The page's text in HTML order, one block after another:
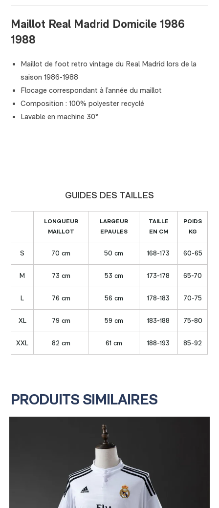
Maillot Real Madrid Domicile 1986
1988
Maillot de foot retro vintage du Real Madrid lors de la
saison 1986-1988
Flocage correspondant à l’année du maillot
Composition : 100% polyester recyclé
Lavable en machine 30°
GUIDES DES TAILLES
LONGUEUR
MAILLOT
LARGEUR
EPAULES
TAILLE
EN CM
POIDS
KG
S 70 cm 50 cm 168-173 60-65
M 73 cm 53 cm 173-178 65-70
L 76 cm 56 cm 178-183 70-75
XL 79 cm 59 cm 183-188 75-80
XXL 82 cm 61 cm 188-193 85-92
PRODUITS SIMILAIRES